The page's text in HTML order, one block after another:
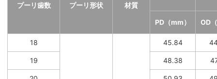
プーリ歯数 プーリ形状 材質
PD（mm） OD
18 45.84
19 48.38